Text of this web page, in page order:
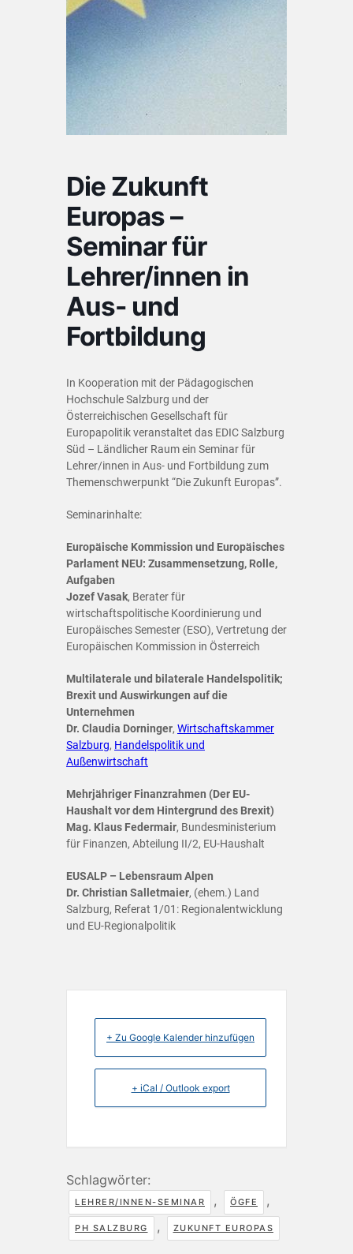
Die Zukunft
Europas –
Seminar für
Lehrer/innen in
Aus- und
Fortbildung
In Kooperation mit der Pädagogischen
Hochschule Salzburg und der
Österreichischen Gesellschaft für
Europapolitik veranstaltet das EDIC Salzburg
Süd – Ländlicher Raum ein Seminar für
Lehrer/innen in Aus- und Fortbildung zum
Themenschwerpunkt “Die Zukunft Europas”.
Seminarinhalte:
Europäische Kommission und Europäisches
Parlament NEU: Zusammensetzung, Rolle,
Aufgaben
Jozef Vasak, Berater für
wirtschaftspolitische Koordinierung und
Europäisches Semester (ESO), Vertretung der
Europäischen Kommission in Österreich
Multilaterale und bilaterale Handelspolitik;
Brexit und Auswirkungen auf die
Unternehmen
Dr. Claudia Dorninger, Wirtschaftskammer
Salzburg, Handelspolitik und
Außenwirtschaft
Mehrjähriger Finanzrahmen (Der EU-
Haushalt vor dem Hintergrund des Brexit)
Mag. Klaus Federmair, Bundesministerium
für Finanzen, Abteilung II/2, EU-Haushalt
EUSALP – Lebensraum Alpen
Dr. Christian Salletmaier, (ehem.) Land
Salzburg, Referat 1/01: Regionalentwicklung
und EU-Regionalpolitik
+ Zu Google Kalender hinzufügen
+ iCal / Outlook export
Schlagwörter:
LEHRER/INNEN-SEMINAR , ÖGFE ,
PH SALZBURG , ZUKUNFT EUROPAS